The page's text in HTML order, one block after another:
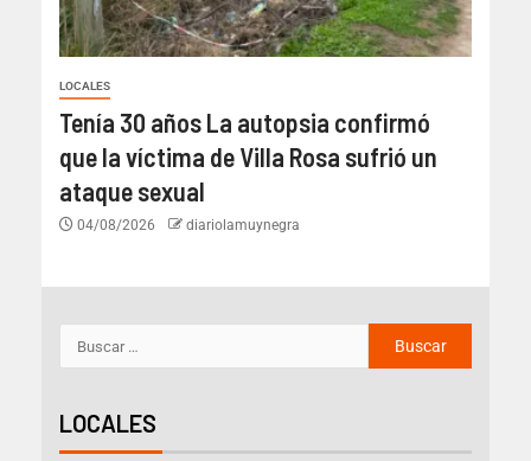
LOCALES
Tenía 30 años La autopsia confirmó
que la víctima de Villa Rosa sufrió un
ataque sexual
04/08/2026 diariolamuynegra
LOCALES